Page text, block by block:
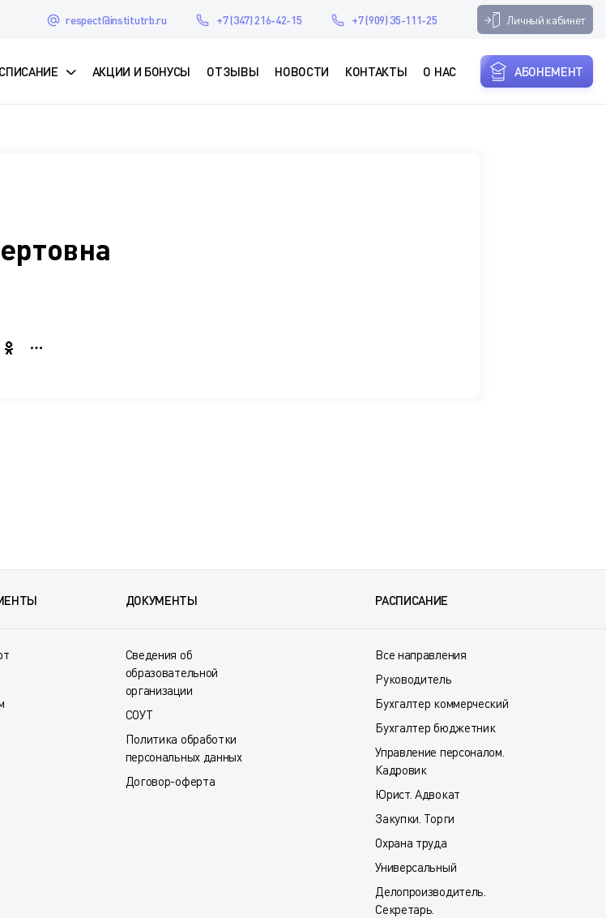
respect@institutrb.ru +7 (347) 216-42-15 +7 (909) 35-111-25 Личный кабинет
АКЦИИ И БОНУСЫ ОТЗЫВЫ НОВОСТИ КОНТАКТЫ О НАС АБОНЕМЕНТ
ДОКУМЕНТЫ
Сведения об
образовательной
организации
СОУТ
Политика обработки
персональных данных
Договор-оферта
РАСПИСАНИЕ
Все направления
Руководитель
Бухгалтер коммерческий
Бухгалтер бюджетник
Управление персоналом.
Кадровик
Юрист. Адвокат
Закупки. Торги
Охрана труда
Универсальный
Делопроизводитель.
Секретарь.